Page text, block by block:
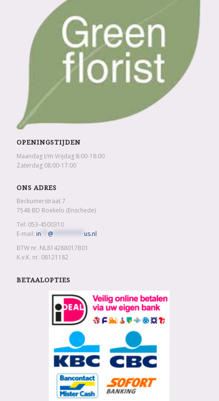
OPENINGSTIJDEN
Maandag t/m Vrijdag 8:00-18:00
Zaterdag 08:00-17:00
ONS ADRES
Beckumerstraat 7
7548 BD Boekelo (Enschede)
Tel: 053-4500310
E-mail: in @
us.nl
BTW nr. NL814288017B01
K.v.K. nr. 08121182
BETAALOPTIES